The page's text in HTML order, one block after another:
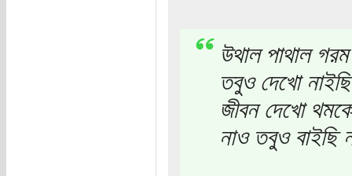
উথাল পাথাল
তবুও দেখো
জীবন দেখো
নাও তবুও বাইছি